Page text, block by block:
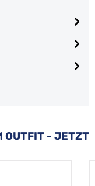
OUTFIT - JETZT